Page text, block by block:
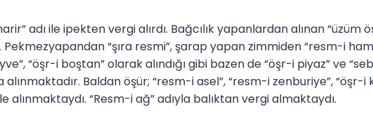
adı ile ipekten vergi alırdı. Bağcılık yapanlardan alınan “üzüm
Pekmezyapandan “şıra resmi”, şarap yapan zimmiden “resm-i
“öşr-i boştan” olarak alındığı gibi bazen de “öşr-i piyaz” ve
alınmaktadır. Baldan öşür; “resm-i asel”, “resm-i zenburiye”,
alınmaktaydı. “Resm-i ağ” adıyla balıktan vergi almaktaydı.